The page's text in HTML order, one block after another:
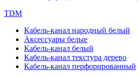
TDM
Кабель-канал народный белый
Аксессуары белые
Кабель-канал белый
Кабель-канал текстура дерево
Кабель-канал перфорированный